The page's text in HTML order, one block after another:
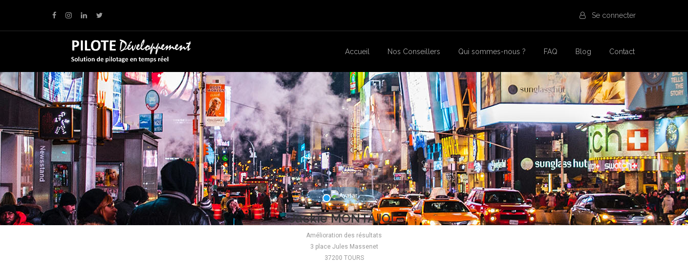
Se connecter
Accueil Nos Conseillers Qui sommes-nous ? FAQ Blog Contact
Jackie MONTAJOL
Amélioration des résultats
3 place Jules Massenet
37200 TOURS